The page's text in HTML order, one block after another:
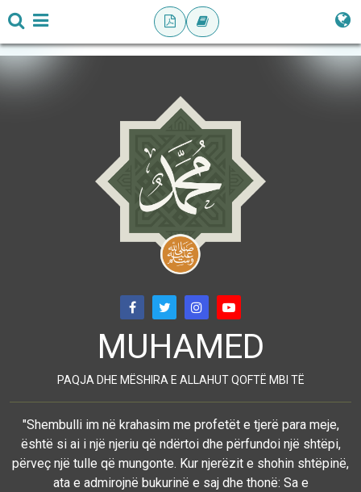
MUHAMED
PAQJA DHE MËSHIRA E ALLAHUT QOFTË MBI TË
"Shembulli im në krahasim me profetët e tjerë para meje,
është si ai i një njeriu që ndërtoi dhe përfundoi një shtëpi,
përveç një tulle që mungonte. Kur njerëzit e shohin shtëpinë,
ata e admirojnë bukurinë e saj dhe thonë: Sa e